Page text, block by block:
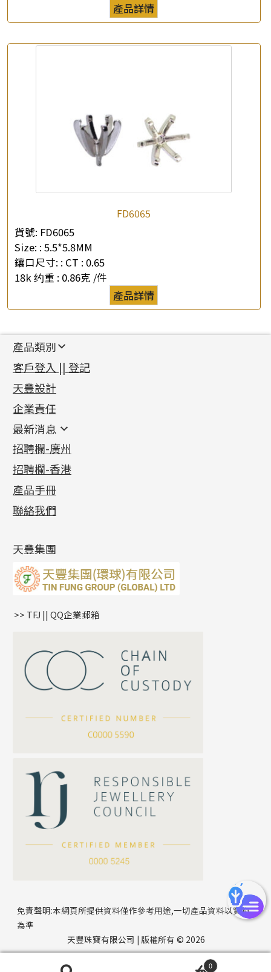
產品詳情
FD6065
貨號: FD6065
Size: : 5.5*5.8MM
鑲口尺寸: : CT : 0.65
18k 约重 : 0.86克 /件
產品詳情
公司名稱
聯絡電話
產品類別
新產品
足金系列
足金配件
機織鏈系列
珠仔鏈
镶口链
管狀網鏈
十字車花鏈系列
十字閃O鏈系列
十字錘打鏈系列
側身車花鏈系列
側身鏈系列
雙十字鏈系列
水波鏈系列
蛇骨鏈系列
鏈尾系列
嘴唇鏈系列
S車花鏈系列
珍珠鏈系列
坦克鏈系列
滿天星鏈系列
方假繩鏈系列
首飾配件
耳環類配件
卷迫系列
螺絲迫系列
梅花迫系列
平臺迫系列
綫拍系列
美拍系列
耳環扣系列
耳綫/耳鈎系列
耳環爪頭
耳環
鏈類配件
動感車花吊墜
調節珠系列
生圈扣系列
龍蝦扣系列
鴨俐制系列
字母吊墜
相盒吊墜
項鏈吊墜
生肖吊墜
星座吊墜
珠扣
其他類配件
珠盤系列
袖口鈕系列
焊片及鐳射綫
空心車花管
珠類配件
無孔光身珠
空心光身珠
無孔批花珠
鑲口類
四爪頭系列
六爪頭系列
車花片
動感車花片
鑲口戒指
鑲口手鏈系列
首飾系列
手镯系列
戒指系列
空心耳環
空心车花管首饰链
空心手鐲系列
貴金屬原料
千足金
記憶金屬系列
記憶戒指
拉簧珠珠手鏈
記憶鈦手鐲
客戶登入 || 登記
天豐設計
企業責任
最新消息
最新消息
各項證書(2)
相片集(9)
展覽會資訊
最新產品資訊
招聘欄-廣州
招聘欄-香港
產品手冊
聯絡我們
天豐集團
>> TFJ || QQ企業郵箱
免責聲明:本網頁所提供資料僅作參考用途,一切產品資料以實物
為準
天豐珠寶有限公司 | 版權所有 © 2026
0